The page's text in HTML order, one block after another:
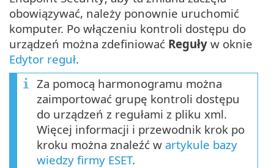
obowiązywać, należy ponownie uruchomić
komputer. Po włączeniu kontroli dostępu do
urządzeń można zdefiniować Reguły w oknie
Edytor reguł.
Za pomocą harmonogramu można
zaimportować grupę kontroli dostępu
do urządzeń z regułami z pliku xml.
Więcej informacji i przewodnik krok po
kroku można znaleźć w artykule bazy
wiedzy firmy ESET.